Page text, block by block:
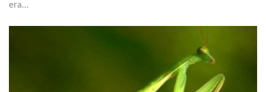
era…